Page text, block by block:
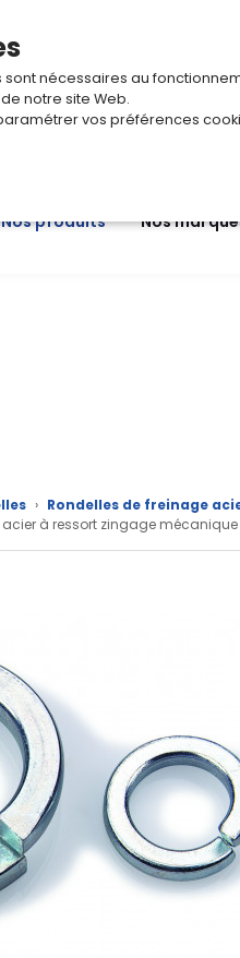
Nos produits Nos
› Rondelles de freinage
acier à ressort zingage mécanique
nécessaires au
notre site Web.
vos préférences